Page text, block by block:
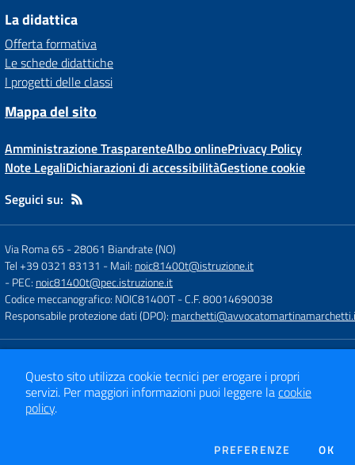
La didattica
Offerta formativa
Le schede didattiche
I progetti delle classi
Mappa del sito
Amministrazione TrasparenteAlbo onlinePrivacy Policy
Note LegaliDichiarazioni di accessibilitàGestione cookie
Seguici su:
Via Roma 65 -28061 Biandrate (NO)
Tel +39 0321 83131 - Mail: noic81400t@istruzione.it
- PEC: noic81400t@pec.istruzione.it
Codice meccanografico: NOIC81400T- C.F. 80014690038
Responsabile protezione dati (DPO):
Sito web realizzato con CMS
SCUOLASTICO
Questo sito utilizza cookie tecnici per erogare i propri
servizi. Per maggiori informazioni puoi leggere lacookie
policy.
PREFERENZE DEI OK